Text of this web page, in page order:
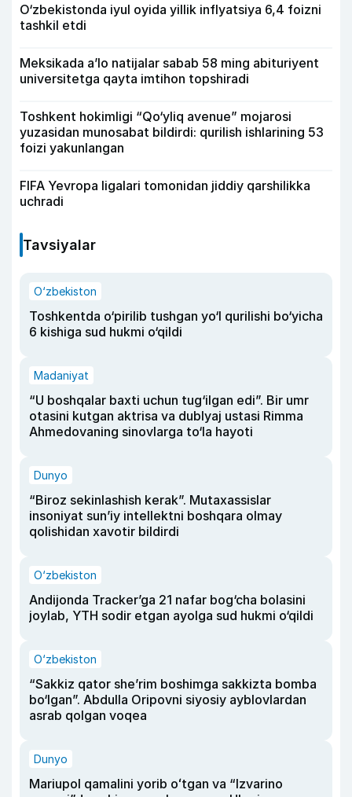
O‘zbekistonda iyul oyida yillik inflyatsiya 6,4 foizni
tashkil etdi
Meksikada a’lo natijalar sabab 58 ming abituriyent
universitetga qayta imtihon topshiradi
Toshkent hokimligi “Qo‘yliq avenue” mojarosi
yuzasidan munosabat bildirdi: qurilish ishlarining 53
foizi yakunlangan
FIFA Yevropa ligalari tomonidan jiddiy qarshilikka
uchradi
Tavsiyalar
O‘zbekiston
Toshkentda o‘pirilib tushgan yo‘l qurilishi bo‘yicha
6 kishiga sud hukmi o‘qildi
Madaniyat
“U boshqalar baxti uchun tug‘ilgan edi”. Bir umr
otasini kutgan aktrisa va dublyaj ustasi Rimma
Ahmedovaning sinovlarga to‘la hayoti
Dunyo
“Biroz sekinlashish kerak”. Mutaxassislar
insoniyat sun’iy intellektni boshqara olmay
qolishidan xavotir bildirdi
O‘zbekiston
Andijonda Tracker’ga 21 nafar bog‘cha bolasini
joylab, YTH sodir etgan ayolga sud hukmi o‘qildi
O‘zbekiston
“Sakkiz qator she’rim boshimga sakkizta bomba
bo‘lgan”. Abdulla Oripovni siyosiy ayblovlardan
asrab qolgan voqea
Dunyo
Mariupol qamalini yorib oʻtgan va “Izvarino